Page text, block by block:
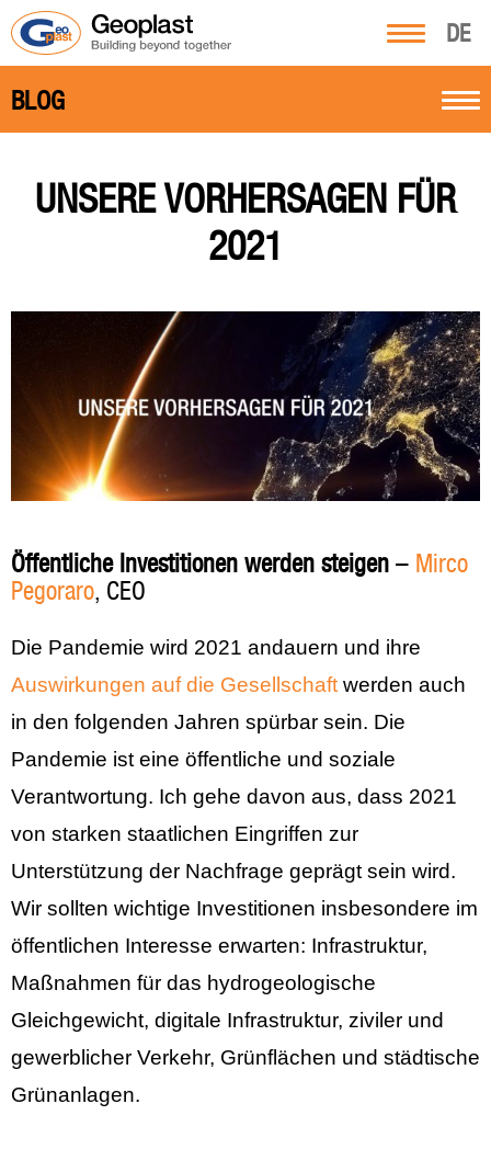
DE
BLOG
UNSERE VORHERSAGEN FÜR
2021
Öffentliche Investitionen werden steigen – Mirco
Pegoraro, CEO
Die Pandemie wird 2021 andauern und ihre
Auswirkungen auf die Gesellschaft werden auch
in den folgenden Jahren spürbar sein. Die
Pandemie ist eine öffentliche und soziale
Verantwortung. Ich gehe davon aus, dass 2021
von starken staatlichen Eingriffen zur
Unterstützung der Nachfrage geprägt sein wird.
Wir sollten wichtige Investitionen insbesondere im
öffentlichen Interesse erwarten: Infrastruktur,
Maßnahmen für das hydrogeologische
Gleichgewicht, digitale Infrastruktur, ziviler und
gewerblicher Verkehr, Grünflächen und städtische
Grünanlagen.